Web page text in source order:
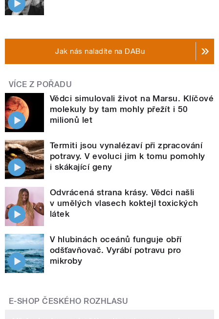
Jak nás naladíte na DABu
VÍCE Z POŘADU
Vědci simulovali život na Marsu. Klíčové
molekuly by tam mohly přežít i 50
milionů let
Termiti jsou vynalézaví při zpracování
potravy. V evoluci jim k tomu pomohly
i skákající geny
Odvrácená strana krásy. Vědci našli
v umělých vlasech koktejl toxických
látek
V hlubinách oceánů funguje obří
odšťavňovač. Vyrábí potravu pro
mikroby
E-SHOP ČESKÉHO ROZHLASU